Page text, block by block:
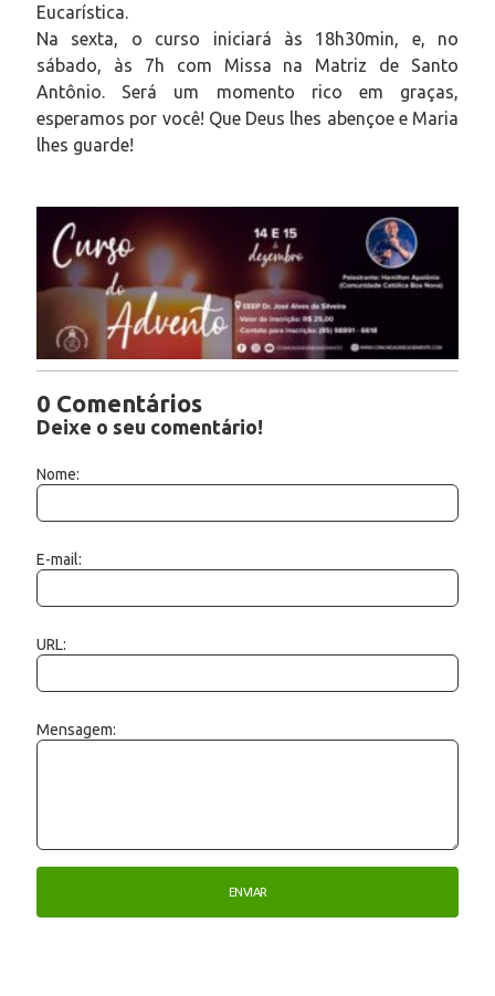
Eucarística.
Na sexta, o curso iniciará às 18h30min, e, no
sábado, às 7h com Missa na Matriz de Santo
Antônio. Será um momento rico em graças,
esperamos por você! Que Deus lhes abençoe e Maria
lhes guarde!
0 Comentários
Deixe o seu comentário!
Nome:
E-mail:
URL:
Mensagem: